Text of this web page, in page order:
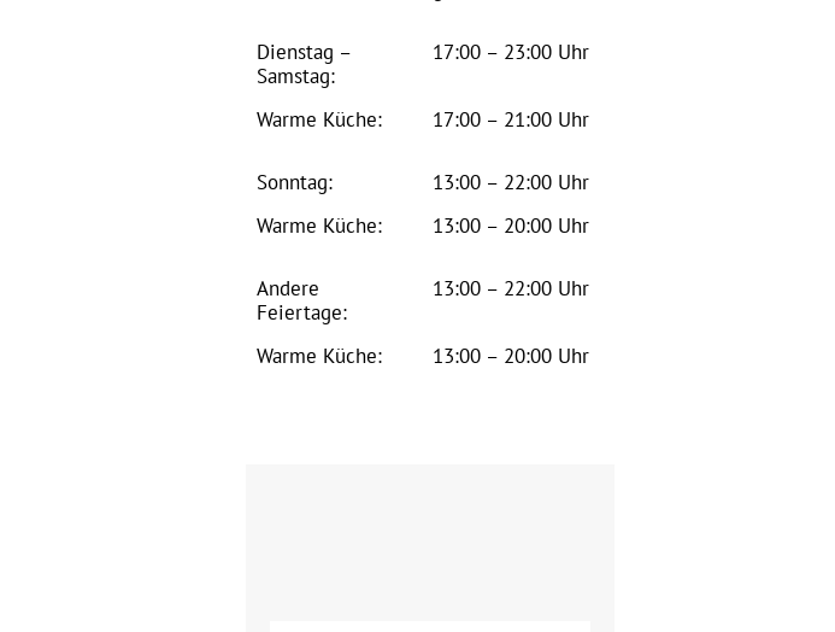
Dienstag –
Samstag:
17:00 – 23:00 Uhr
Warme Küche: 17:00 – 21:00 Uhr
Sonntag:
13:00 – 22:00 Uhr
Warme Küche:
13:00 – 20:00 Uhr
Andere
Feiertage:
13:00 – 22:00 Uhr
Warme Küche: 13:00 – 20:00 Uhr